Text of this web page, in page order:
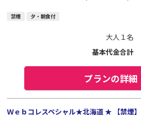
禁煙 夕・朝食付
大人１名
基本代金合計
プランの詳細
Ｗｅｂコレスペシャル★北海道 ★ 【禁煙